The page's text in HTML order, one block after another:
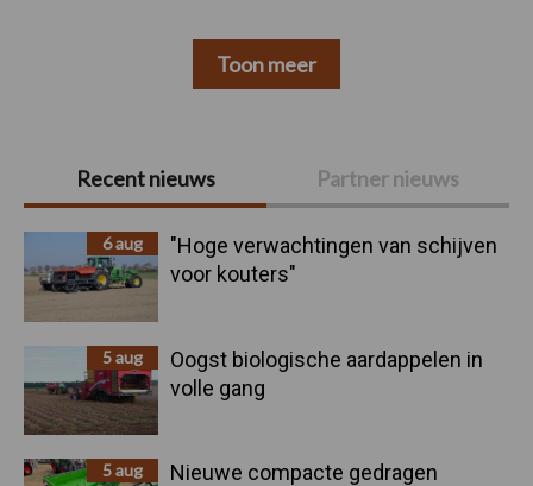
Primaire
Sidebar
Recent nieuws Partner nieuws
6 aug
"Hoge verwachtingen van schijven
voor kouters"
5 aug
Oogst biologische aardappelen in
volle gang
5 aug
Nieuwe compacte gedragen
Toon meer